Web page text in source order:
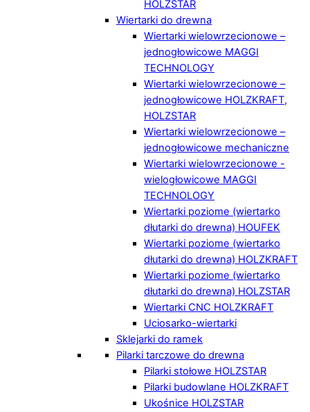
HOLZSTAR
Wiertarki do drewna
Wiertarki wielowrzecionowe –
jednogłowicowe MAGGI
TECHNOLOGY
Wiertarki wielowrzecionowe –
jednogłowicowe HOLZKRAFT,
HOLZSTAR
Wiertarki wielowrzecionowe –
jednogłowicowe mechaniczne
Wiertarki wielowrzecionowe -
wielogłowicowe MAGGI
TECHNOLOGY
Wiertarki poziome (wiertarko
dłutarki do drewna) HOUFEK
Wiertarki poziome (wiertarko
dłutarki do drewna) HOLZKRAFT
Wiertarki poziome (wiertarko
dłutarki do drewna) HOLZSTAR
Wiertarki CNC HOLZKRAFT
Uciosarko-wiertarki
Sklejarki do ramek
Pilarki tarczowe do drewna
Pilarki stołowe HOLZSTAR
Pilarki budowlane HOLZKRAFT
Ukośnice HOLZSTAR